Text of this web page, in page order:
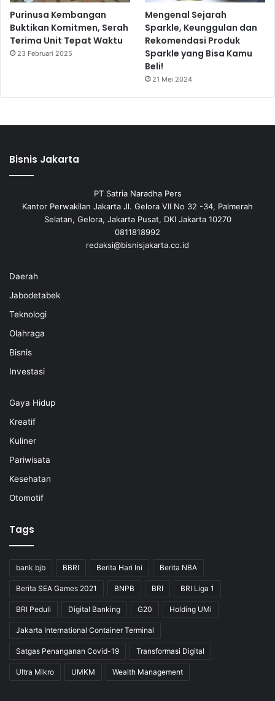
Purinusa Kembangan
Buktikan Komitmen, Serah
Terima Unit Tepat Waktu
23 Februari 2025
Mengenal Sejarah
Sparkle, Keunggulan dan
Rekomendasi Produk
Sparkle yang Bisa Kamu
Beli!
21 Mei 2024
Bisnis Jakarta
PT Satria Naradha Pers
Kantor Perwakilan Jakarta Jl. Gelora VII No 32 -34, Palmerah
Selatan, Gelora, Jakarta Pusat, DKI Jakarta 10270
0811818992
redaksi@bisnisjakarta.co.id
Daerah
Jabodetabek
Teknologi
Olahraga
Bisnis
Investasi
Gaya Hidup
Kreatif
Kuliner
Pariwisata
Kesehatan
Otomotif
Tags
bank bjb BBRI Berita Hari Ini Berita NBA
Berita SEA Games 2021 BNPB BRI BRI Liga 1
BRI Peduli Digital Banking G20 Holding UMi
Jakarta International Container Terminal
Satgas Penanganan Covid-19 Transformasi Digital
Ultra Mikro UMKM Wealth Management